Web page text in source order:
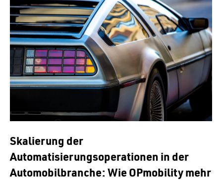
Skalierung der
Automatisierungsoperationen in der
Automobilbranche: Wie OPmobility mehr